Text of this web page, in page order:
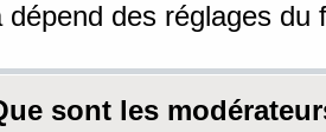
dépend des réglages du
sont les